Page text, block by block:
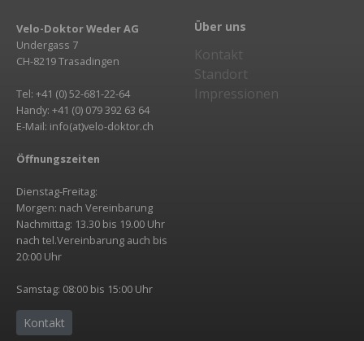
Velo-Doktor Weder AG
Undergass 7
CH-8219 Trasadingen
Tel: +41 (0) 52-681-22-64
Handy: +41 (0) 079 392 63 64
E-Mail: info(at)velo-doktor.ch
Öffnungszeiten
Dienstag-Freitag:
Morgen: nach Vereinbarung
Nachmittag: 13.30 bis 19.00 Uhr
nach tel.Vereinbarung auch bis
20:00 Uhr
Samstag: 08:00 bis 15:00 Uhr
Kontakt
Über uns
Kontakt
Standort
Impressionen